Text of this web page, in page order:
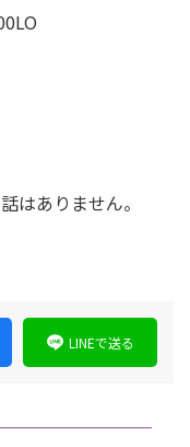
はありません。
LINEで送る